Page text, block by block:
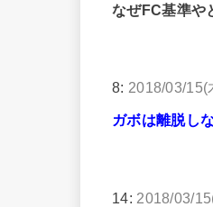
なぜFC基準や
8: 2018/03/15(
ガボは離脱し
14: 2018/03/